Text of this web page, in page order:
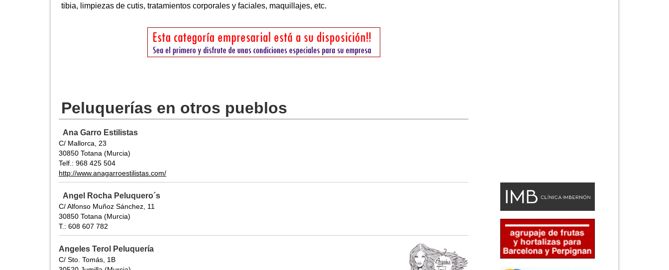
tibia, limpiezas de cutis, tratamientos corporales y faciales, maquillajes, etc.
Peluquerías en otros pueblos
Ana Garro Estilistas
C/ Mallorca, 23
30850 Totana (Murcia)
Telf.: 968 425 504
http://www.anagarroestilistas.com/
Angel Rocha Peluquero´s
C/ Alfonso Muñoz Sánchez, 11
30850 Totana (Murcia)
T.: 608 607 782
Angeles Terol Peluquería
C/ Sto. Tomás, 1B